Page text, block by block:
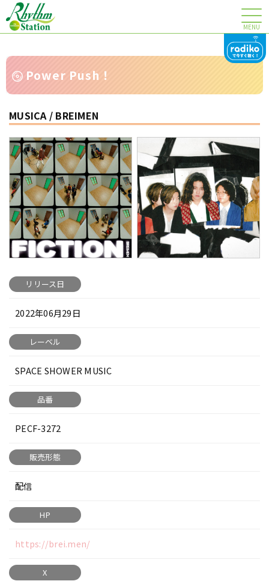
MENU
Power Push！
MUSICA / BREIMEN
リリース日
2022年06月29日
レーベル
SPACE SHOWER MUSIC
品番
PECF-3272
販売形態
配信
HP
https://brei.men/
X